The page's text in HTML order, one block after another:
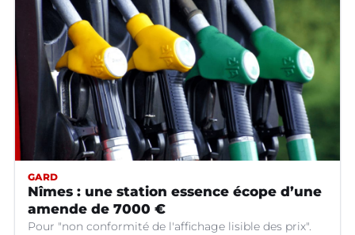
GARD
Nîmes : une station essence écope d’une
amende de 7000 €
Pour "non conformité de l'affichage lisible des prix".